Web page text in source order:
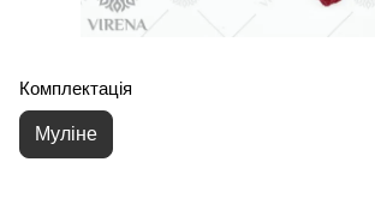
Комплектація
Муліне